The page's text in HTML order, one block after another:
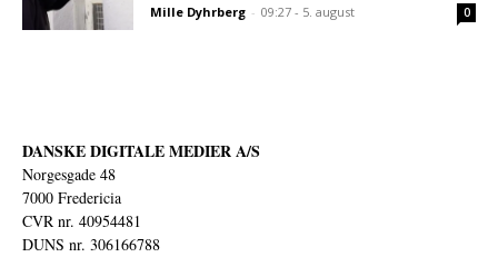
Mille Dyhrberg - 09:27 - 5. august 0
DANSKE DIGITALE MEDIER A/S
Norgesgade 48
7000 Fredericia
CVR nr. 40954481
DUNS nr. 306166788